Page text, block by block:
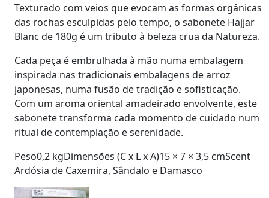
Texturado com veios que evocam as formas orgânicas
das rochas esculpidas pelo tempo, o sabonete Hajjar
Blanc de 180g é um tributo à beleza crua da Natureza.
Cada peça é embrulhada à mão numa embalagem
inspirada nas tradicionais embalagens de arroz
japonesas, numa fusão de tradição e sofisticação.
Com um aroma oriental amadeirado envolvente, este
sabonete transforma cada momento de cuidado num
ritual de contemplação e serenidade.
Peso0,2 kgDimensões (C x L x A)15 × 7 × 3,5 cmScent
Ardósia de Caxemira, Sândalo e Damasco